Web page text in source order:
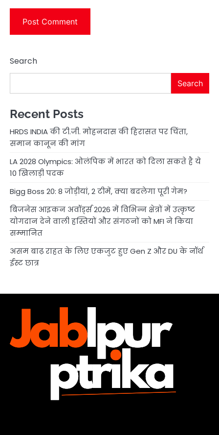
Search
Search
Recent Posts
HRDS INDIA की टी.जी. मोहनदास की हिरासत पर चिंता,
समान कानून की मांग
LA 2028 Olympics: ओलंपिक में भारत को दिला सकते है ये
10 खिलाड़ी पदक
Bigg Boss 20: 8 जोड़ीयां, 2 टीमें, क्या बदलेगा पूरी गेम?
बिजनेस आइकन अवॉर्ड्स 2026 में विभिन्न क्षेत्रों में उत्कृष्ट
योगदान देने वाली हस्तियों और संगठनों को MFI ने किया
सम्मानित
असम बाढ़ राहत के लिए एकजुट हुए Gen Z और DU के नॉर्थ
ईस्ट छात्र